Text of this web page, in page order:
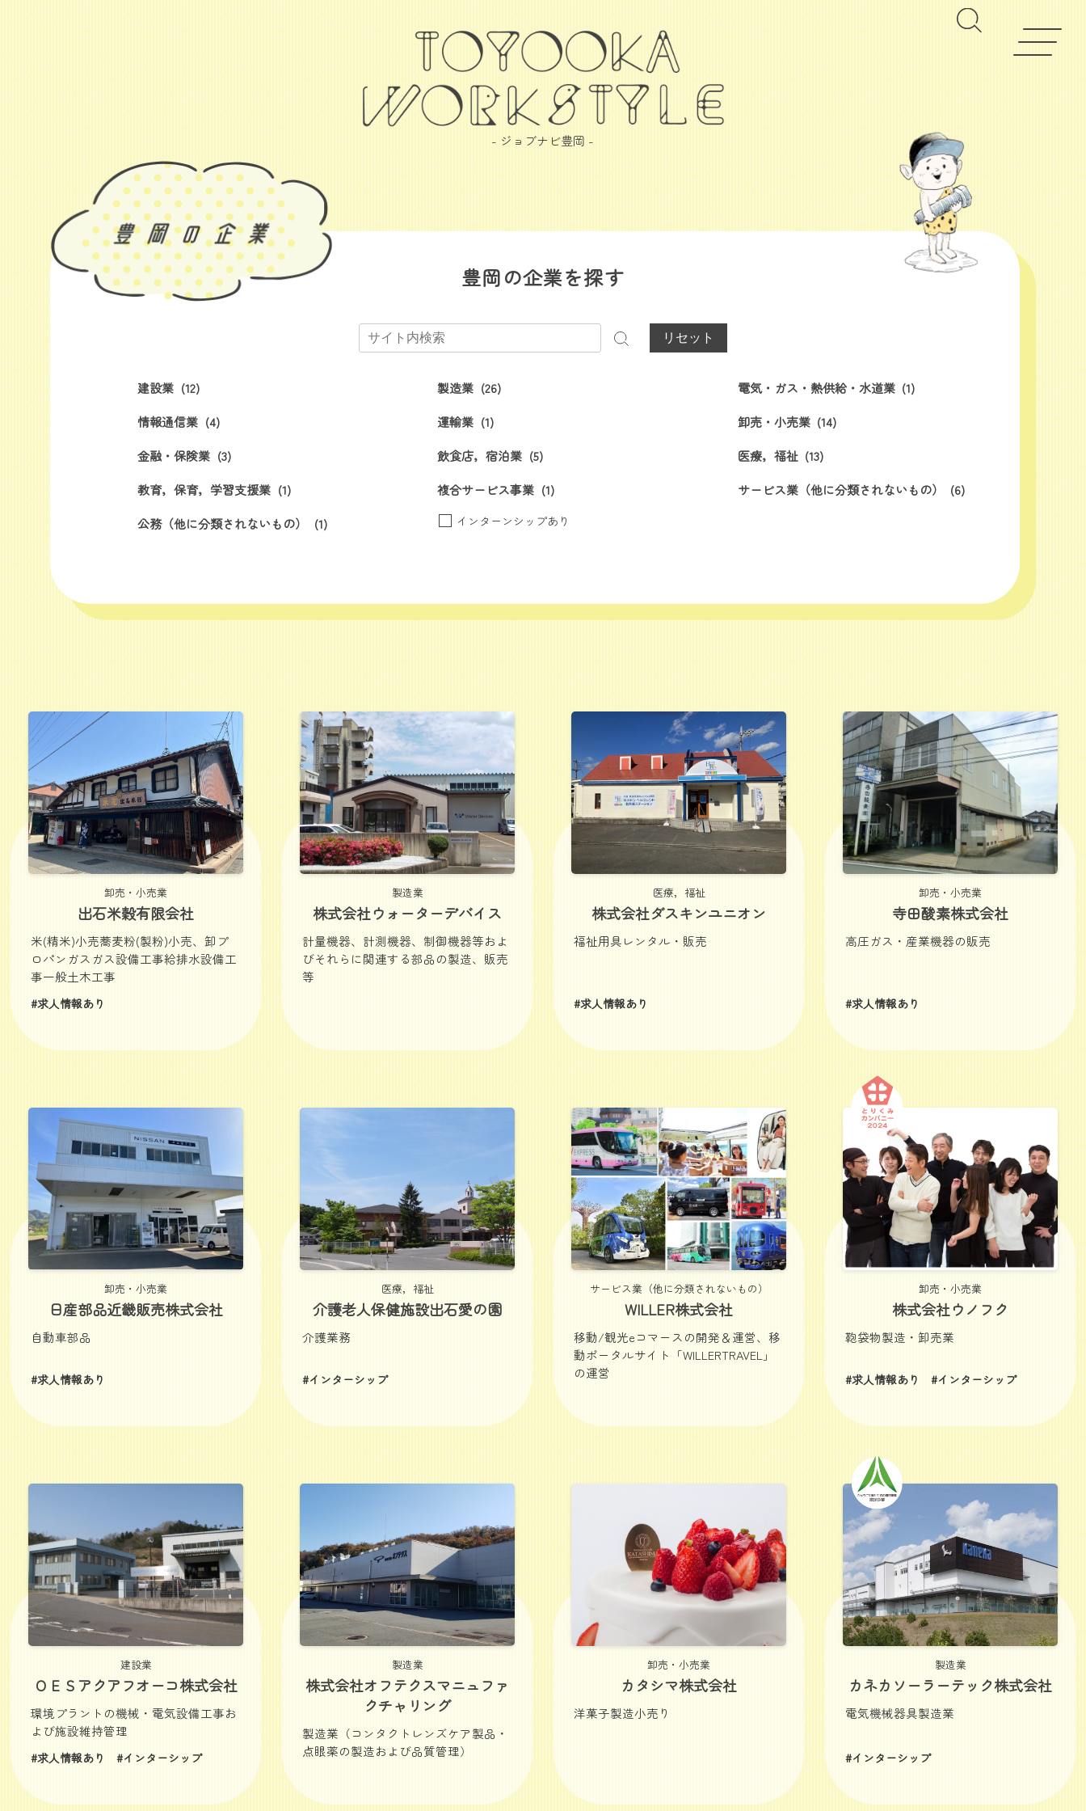
- ジョブナビ豊岡 -
豊岡の企業を探す
建設業 (12) 製造業 (26) 電気・ガス・熱供給・水道業 (1)
情報通信業 (4) 運輸業 (1) 卸売・小売業 (14)
金融・保険業 (3) 飲食店，宿泊業 (5) 医療，福祉 (13)
教育，保育，学習支援業 (1) 複合サービス事業 (1) サービス業（他に分類されないもの）
(6)
公務（他に分類されないもの）
(1) インターンシップあり
卸売・小売業
出石米穀有限会社
米(精米)小売蕎麦粉(製粉)小売、卸プ
ロパンガスガス設備工事給排水設備工
事一般土木工事
#求人情報あり
製造業
株式会社ウォーターデバイス
計量機器、計測機器、制御機器等およ
びそれらに関連する部品の製造、販売
等
医療，福祉
株式会社ダスキンユニオン
福祉用具レンタル・販売
#求人情報あり
卸売・小売業
寺田酸素株式会社
高圧ガス・産業機器の販売
#求人情報あり
卸売・小売業
日産部品近畿販売株式会社
自動車部品
#求人情報あり
医療，福祉
介護老人保健施設出石愛の園
介護業務
#インターシップ
サービス業（他に分類されないもの）
WILLER株式会社
移動/観光eコマースの開発＆運営、移
動ポータルサイト「WILLERTRAVEL」
の運営
卸売・小売業
株式会社ウノフク
鞄袋物製造・卸売業
#求人情報あり #インターシップ
建設業
ＯＥＳアクアフオーコ株式会社
環境プラントの機械・電気設備工事お
よび施設維持管理
#求人情報あり #インターシップ
製造業
株式会社オフテクスマニュファ
クチャリング
製造業（コンタクトレンズケア製品・
点眼薬の製造および品質管理）
卸売・小売業
カタシマ株式会社
洋菓子製造小売り
製造業
カネカソーラーテック株式会社
電気機械器具製造業
#インターシップ